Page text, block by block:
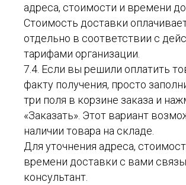
адреса, стоимости и времени
Стоимость доставки
отдельно в соответствии с
тарифами организации.
7.4. Если вы решили оплатить
факту получения, просто
три поля в корзине заказа и
«Заказать». Этот вариант
наличии товара на складе.
Для уточнения адреса,
времени доставки с вами
консультант.